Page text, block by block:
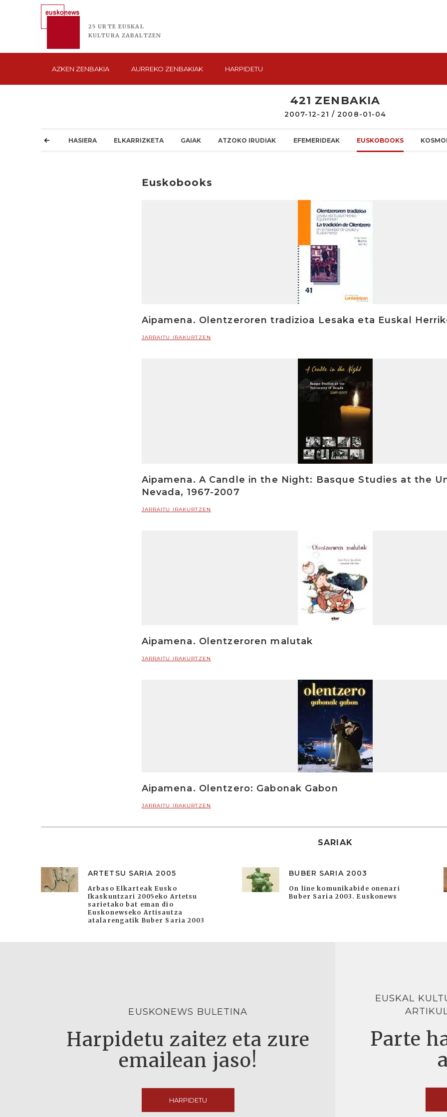
25 URTE EUSKAL
KULTURA ZABALTZEN
AZKEN ZENBAKIA AURREKO ZENBAKIAK HARPIDETU
421 ZENBAKIA
2007-12-21 / 2008-01-04
HASIERA ELKARRIZKETA GAIAK ATZOKO IRUDIAK EFEMERIDEAK EUSKOBOOKS
Euskobooks
Aipamena. Olentzeroren tradizioa Lesaka eta Euskal
JARRAITU IRAKURTZEN
Aipamena. A Candle in the Night: Basque Studies at the
Nevada, 1967-2007
JARRAITU IRAKURTZEN
Aipamena. Olentzeroren malutak
JARRAITU IRAKURTZEN
Aipamena. Olentzero: Gabonak Gabon
JARRAITU IRAKURTZEN
SARIAK
ARTETSU SARIA 2005
Arbaso Elkarteak Eusko
Ikaskuntzari 2005eko Artetsu
sarietako bat eman dio
Euskonewseko Artisautza
atalarengatik Buber Saria 2003
BUBER SARIA 2003
On line komunikabide onenari
Buber Saria 2003. Euskonews
EUSKONEWS BULETINA
Harpidetu zaitez eta zure
emailean jaso!
HARPIDETU
EUSKAL
Parte